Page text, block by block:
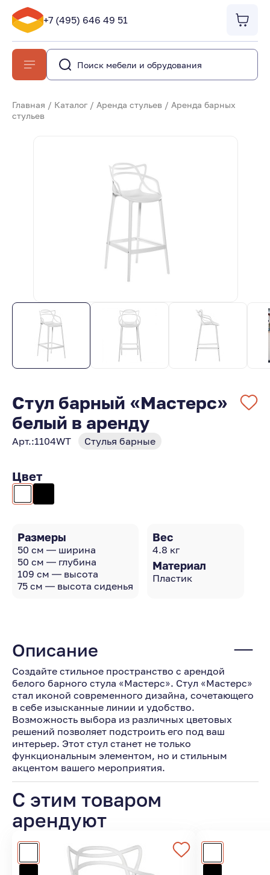
+7 (495) 646 49 51
Главная / Каталог / Аренда стульев / Аренда барных
стульев
Стул барный «Мастерс»
белый в аренду
Арт.:1104WT Стулья барные
Цвет
Размеры
50 см — ширина
50 см — глубина
109 см — высота
75 см — высота сиденья
Вес
4.8 кг
Материал
Пластик
Описание
Создайте стильное пространство с арендой
белого барного стула «Мастерс». Стул «Мастерс»
стал иконой современного дизайна, сочетающего
в себе изысканные линии и удобство.
Возможность выбора из различных цветовых
решений позволяет подстроить его под ваш
интерьер. Этот стул станет не только
функциональным элементом, но и стильным
акцентом вашего мероприятия.
С этим товаром
арендуют